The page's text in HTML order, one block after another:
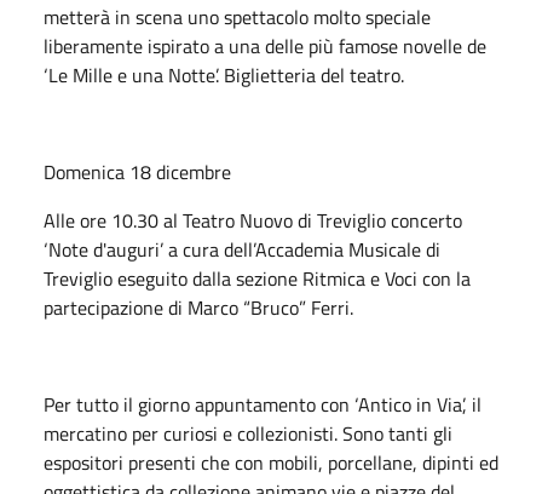
metterà in scena uno spettacolo molto speciale
liberamente ispirato a una delle più famose novelle de
‘Le Mille e una Notte’. Biglietteria del teatro.
Domenica 18 dicembre
Alle ore 10.30 al Teatro Nuovo di Treviglio concerto
‘Note d'auguri’ a cura dell’Accademia Musicale di
Treviglio eseguito dalla sezione Ritmica e Voci con la
partecipazione di Marco “Bruco” Ferri.
Per tutto il giorno appuntamento con ‘Antico in Via’, il
mercatino per curiosi e collezionisti. Sono tanti gli
espositori presenti che con mobili, porcellane, dipinti ed